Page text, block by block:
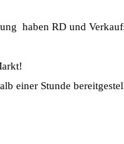
haben RD und
einer Stunde